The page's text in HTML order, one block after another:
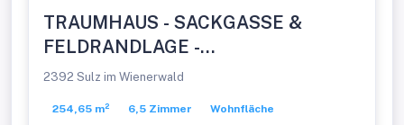
TRAUMHAUS - SACKGASSE &
FELDRANDLAGE -
FAMILIENPARADIES
2392 Sulz im Wienerwald
254,65 m² 6,5 Zimmer Wohnfläche